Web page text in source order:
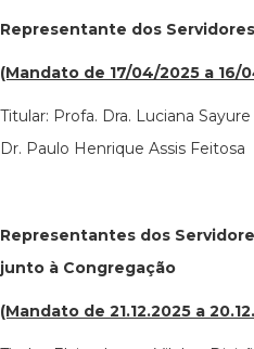
Representante dos
(Mandato de 17/04/2025 a 16/
Titular: Profa. Dra. Luciana
Dr. Paulo Henrique Assis Feitosa
Representantes dos
junto à Congregação
(Mandato de 21.12.2025 a